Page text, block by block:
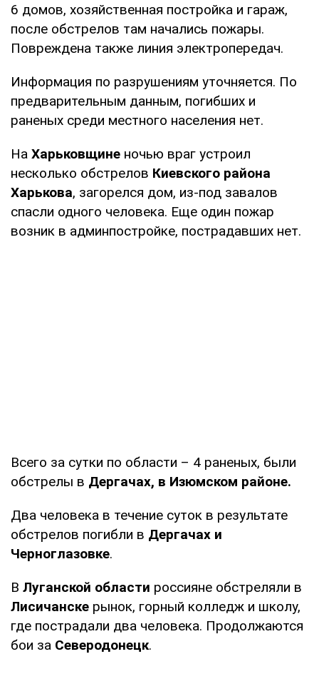
6 домов, хозяйственная постройка и гараж,
после обстрелов там начались пожары.
Повреждена также линия электропередач.
Информация по разрушениям уточняется. По
предварительным данным, погибших и
раненых среди местного населения нет.
На Харьковщине ночью враг устроил
несколько обстрелов Киевского района
Харькова, загорелся дом, из-под завалов
спасли одного человека. Еще один пожар
возник в админпостройке, пострадавших нет.
Всего за сутки по области – 4 раненых, были
обстрелы в Дергачах, в Изюмском районе.
Два человека в течение суток в результате
обстрелов погибли в Дергачах и
Черноглазовке.
В Луганской области россияне обстреляли в
Лисичанске рынок, горный колледж и школу,
где пострадали два человека. Продолжаются
бои за Северодонецк.